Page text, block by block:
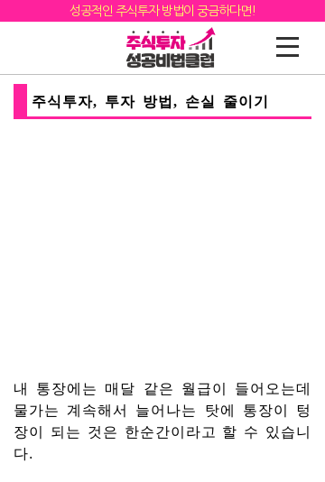
성공적인 주식투자 방법이 궁금하다면!
주식투자, 투자 방법, 손실 줄이기
내 통장에는 매달 같은 월급이 들어오는데
물가는 계속해서 늘어나는 탓에 통장이 텅
장이 되는 것은 한순간이라고 할 수 있습니
다.